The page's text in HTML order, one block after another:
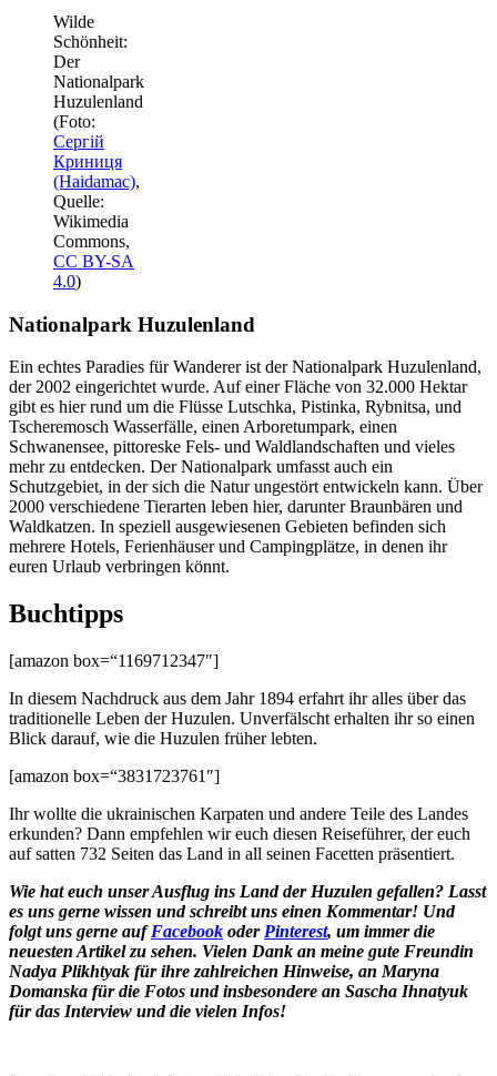
Wilde
Schönheit:
Der
Nationalpark
Huzulenland
(Foto:
Сергій
Криниця
(Haidamac),
Quelle:
Wikimedia
Commons,
CC BY-SA
4.0)
Nationalpark Huzulenland
Ein echtes Paradies für Wanderer ist der Nationalpark Huzulenland,
der 2002 eingerichtet wurde. Auf einer Fläche von 32.000 Hektar
gibt es hier rund um die Flüsse Lutschka, Pistinka, Rybnitsa, und
Tscheremosch Wasserfälle, einen Arboretumpark, einen
Schwanensee, pittoreske Fels- und Waldlandschaften und vieles
mehr zu entdecken. Der Nationalpark umfasst auch ein
Schutzgebiet, in der sich die Natur ungestört entwickeln kann. Über
2000 verschiedene Tierarten leben hier, darunter Braunbären und
Waldkatzen. In speziell ausgewiesenen Gebieten befinden sich
mehrere Hotels, Ferienhäuser und Campingplätze, in denen ihr
euren Urlaub verbringen könnt.
Buchtipps
[amazon box=“1169712347″]
In diesem Nachdruck aus dem Jahr 1894 erfahrt ihr alles über das
traditionelle Leben der Huzulen. Unverfälscht erhalten ihr so einen
Blick darauf, wie die Huzulen früher lebten.
[amazon box=“3831723761″]
Ihr wollte die ukrainischen Karpaten und andere Teile des Landes
erkunden? Dann empfehlen wir euch diesen Reiseführer, der euch
auf satten 732 Seiten das Land in all seinen Facetten präsentiert.
Wie hat euch unser Ausflug ins Land der Huzulen gefallen? Lasst
es uns gerne wissen und schreibt uns einen Kommentar! Und
folgt uns gerne aufFacebook oder Pinterest, um immer die
neuesten Artikel zu sehen. Vielen Dank an meine gute Freundin
Nadya Plikhtyak für ihre zahlreichen Hinweise, an Maryna
Domanska für die Fotos und insbesondere an Sascha Ihnatyuk
für das Interview und die vielen Infos!